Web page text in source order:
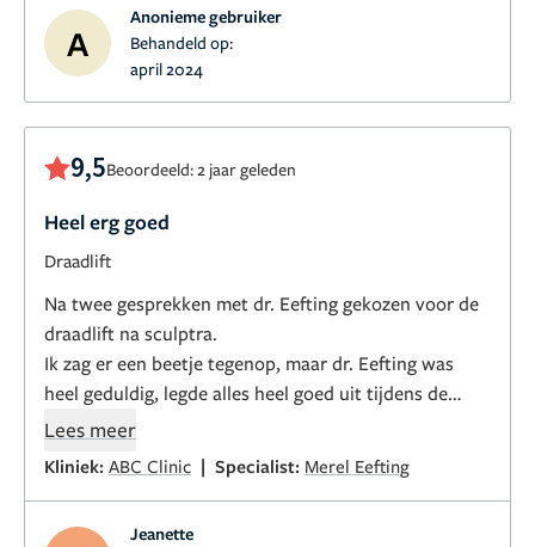
A
Anonieme gebruiker
Behandeld op:
april 2024
9,5Beoordeeld: 2 jaar geleden
Heel erg goed
Draadlift
Na twee gesprekken met dr. Eefting gekozen voor de
draadlift na sculptra.
Ik zag er een beetje tegenop, maar dr. Eefting was
heel geduldig, legde alles heel goed uit tijdens de
behandeling en het is mij 100% meegevallen. Ik ben
heel blij met het resultaat en blij dat ik, na meerdere
klinieken onderzocht te hebben, voor ABC kliniek
Lees meer
Kliniek: ABC Clinic | Specialist: Merel Eefting
Jeanette